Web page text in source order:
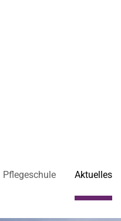
Pflegeschule Aktuelles